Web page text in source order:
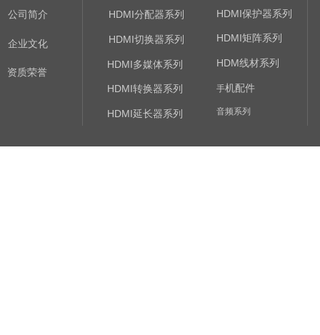
HDMI分配器系列
HDMI切换器系列
公司简介
企业文化
资质荣誉
HDMI转换器系列
HDMI延长器系列
HDMI多媒体系列
HDMI保护器系列
HDMI矩阵系列
HDM线材系列
手机配件
音频系列